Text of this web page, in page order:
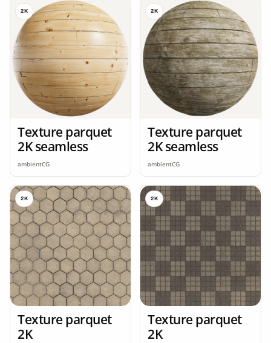
2K
Texture parquet
2K seamless
ambientCG
2K
Texture parquet
2K seamless
ambientCG
2K
Texture parquet
2K
2K
Texture parquet
2K